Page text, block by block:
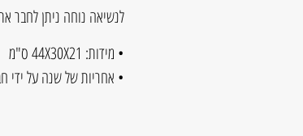
לנשיאה נוחה ניתן לחבר
• מידות: 44X30X21 ס"מ
• אחריות של שנה על ידי